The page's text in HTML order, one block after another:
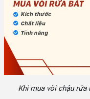
Khi mua vòi chậu